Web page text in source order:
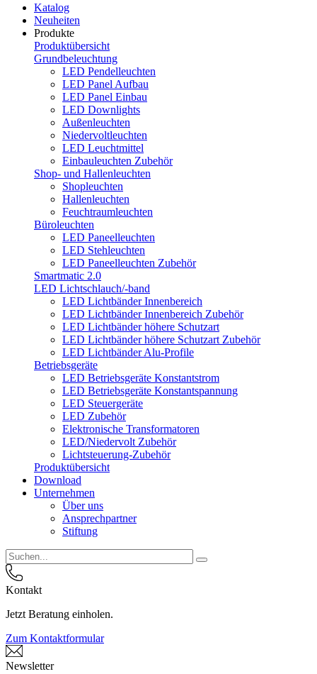
Katalog
Neuheiten
Produkte
Produktübersicht
Grundbeleuchtung
LED Pendelleuchten
LED Panel Aufbau
LED Panel Einbau
LED Downlights
Außenleuchten
Niedervoltleuchten
LED Leuchtmittel
Einbauleuchten Zubehör
Shop- und Hallenleuchten
Shopleuchten
Hallenleuchten
Feuchtraumleuchten
Büroleuchten
LED Paneelleuchten
LED Stehleuchten
LED Paneelleuchten Zubehör
Smartmatic 2.0
LED Lichtschlauch/-band
LED Lichtbänder Innenbereich
LED Lichtbänder Innenbereich Zubehör
LED Lichtbänder höhere Schutzart
LED Lichtbänder höhere Schutzart Zubehör
LED Lichtbänder Alu-Profile
Betriebsgeräte
LED Betriebsgeräte Konstantstrom
LED Betriebsgeräte Konstantspannung
LED Steuergeräte
LED Zubehör
Elektronische Transformatoren
LED/Niedervolt Zubehör
Lichtsteuerung-Zubehör
Produktübersicht
Download
Unternehmen
Über uns
Ansprechpartner
Stiftung
Kontakt
Jetzt Beratung einholen.
Zum Kontaktformular
Newsletter